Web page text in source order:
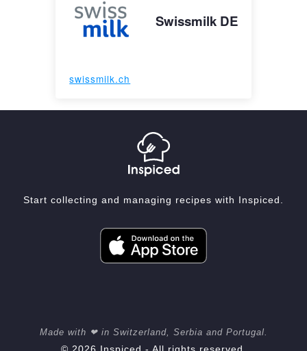
Swissmilk DE
swissmilk.ch
Start collecting and managing recipes with Inspiced.
Made with ❤ in Switzerland, Serbia and Portugal.